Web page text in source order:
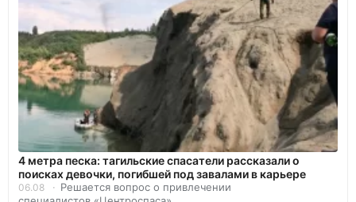
4 метра песка: тагильские спасатели рассказали о
поисках девочки, погибшей под завалами в карьере
06.08
Решается вопрос о привлечении